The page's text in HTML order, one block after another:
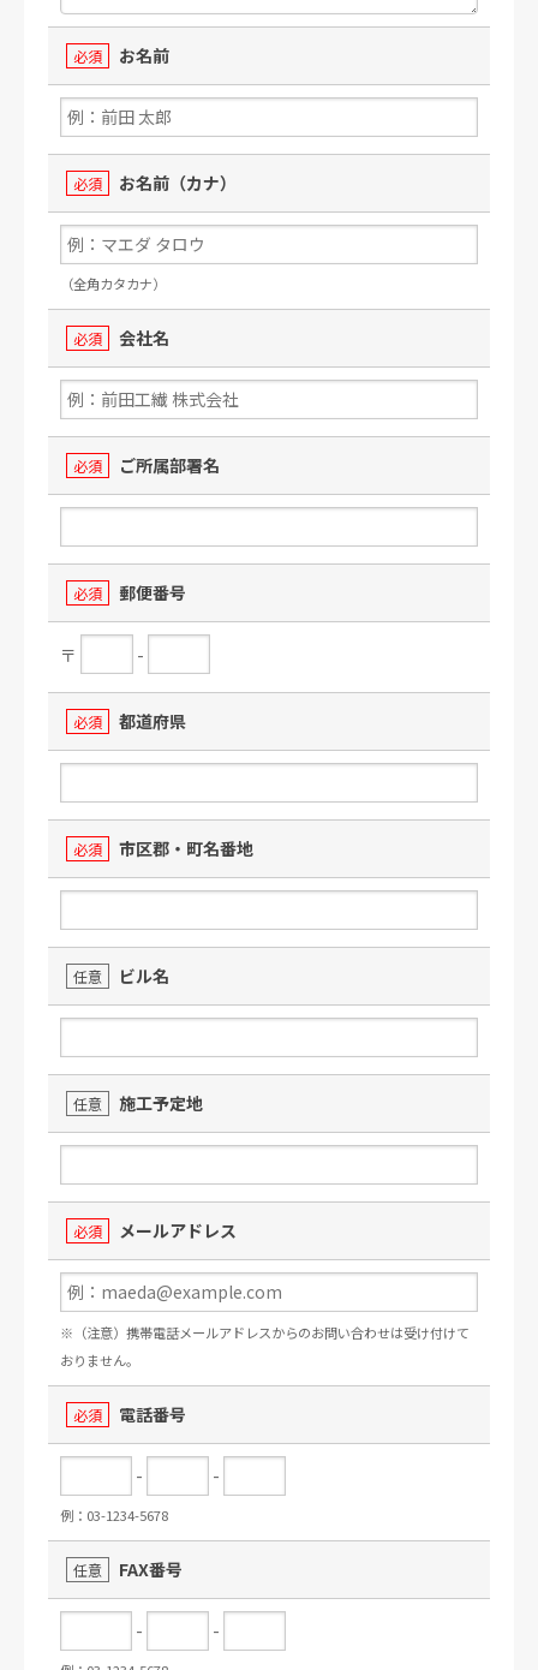
必須 お名前
必須 お名前（カナ）
（全角カタカナ）
必須 会社名
必須 ご所属部署名
必須 郵便番号
〒 -
必須 都道府県
必須 市区郡・町名番地
任意 ビル名
任意 施工予定地
必須 メールアドレス
※（注意）携帯電話メールアドレスからのお問い合わせは受け付けて
おりません。
必須 電話番号
- -
例：03-1234-5678
任意 FAX番号
- -